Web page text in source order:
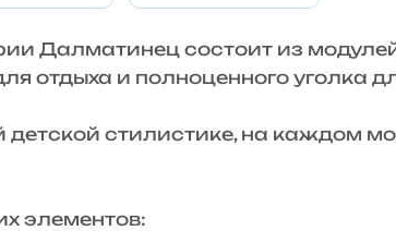
Далматинец состоит из
отдыха и полноценного уголка
детской стилистике, на каждом
элементов: